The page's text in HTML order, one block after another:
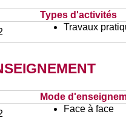
Types d'activités
Travaux
Mode
Face à face